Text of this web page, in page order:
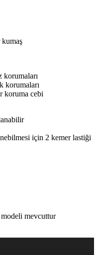
kumaş
korumaları
koruma cebi
için 2 kemer lastiği
mevcuttur